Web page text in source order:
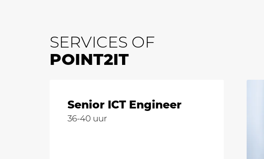
SERVICES OF
POINT2IT
Senior ICT Engineer
36-40 uur